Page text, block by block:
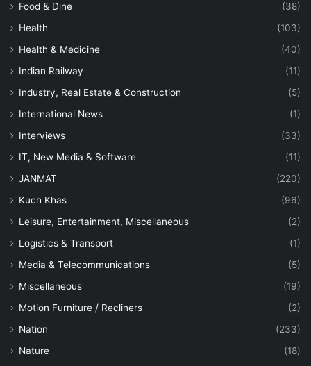
Food & Dine
(38)
Health
(103)
Health & Medicine
(40)
Indian Railway
(11)
Industry, Real Estate & Construction
(5)
International News
(1)
Interviews
(33)
IT, New Media & Software
(11)
JANMAT
(220)
Kuch Khas
(96)
Leisure, Entertainment, Miscellaneous
(2)
Logistics & Transport
(1)
Media & Telecommunications
(5)
Miscellaneous
(19)
Motion Furniture / Recliners
(2)
Nation
(233)
Nature
(18)